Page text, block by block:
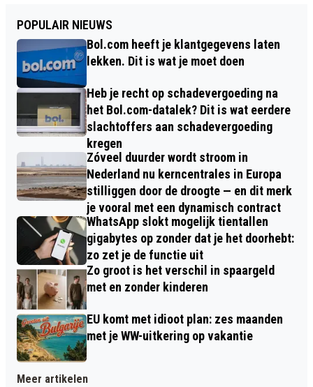
POPULAIR NIEUWS
Bol.com heeft je klantgegevens laten
lekken. Dit is wat je moet doen
Heb je recht op schadevergoeding na
het Bol.com-datalek? Dit is wat eerdere
slachtoffers aan schadevergoeding
kregen
Zóveel duurder wordt stroom in
Nederland nu kerncentrales in Europa
stilliggen door de droogte — en dit merk
je vooral met een dynamisch contract
WhatsApp slokt mogelijk tientallen
gigabytes op zonder dat je het doorhebt:
zo zet je de functie uit
Zo groot is het verschil in spaargeld
met en zonder kinderen
EU komt met idioot plan: zes maanden
met je WW-uitkering op vakantie
Meer artikelen